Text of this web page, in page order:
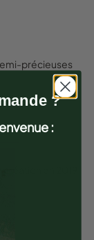
précieuses
en 2019.
?
: